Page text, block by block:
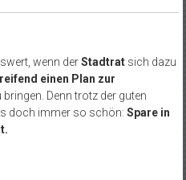
wenn derStadtratsich dazu
einen Plan zur
Denn trotz der guten
doch immer so schön: Spare in